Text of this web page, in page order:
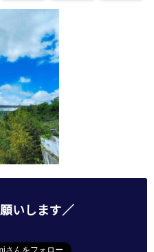
いします／